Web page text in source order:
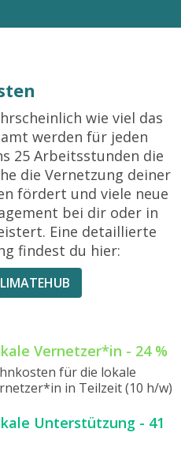
wie viel das
werden für jeden
25 Arbeitsstunden die
die Vernetzung deiner
fördert und viele neue
bei dir oder in
Eine detaillierte
findest du hier:
Vernetzer*in - 24 %
für die lokale
in Teilzeit (10 h/w)
Unterstützung - 41